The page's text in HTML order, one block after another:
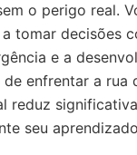
o perigo real.
tomar decisões
e a
enfrentar a rua
reduz
seu